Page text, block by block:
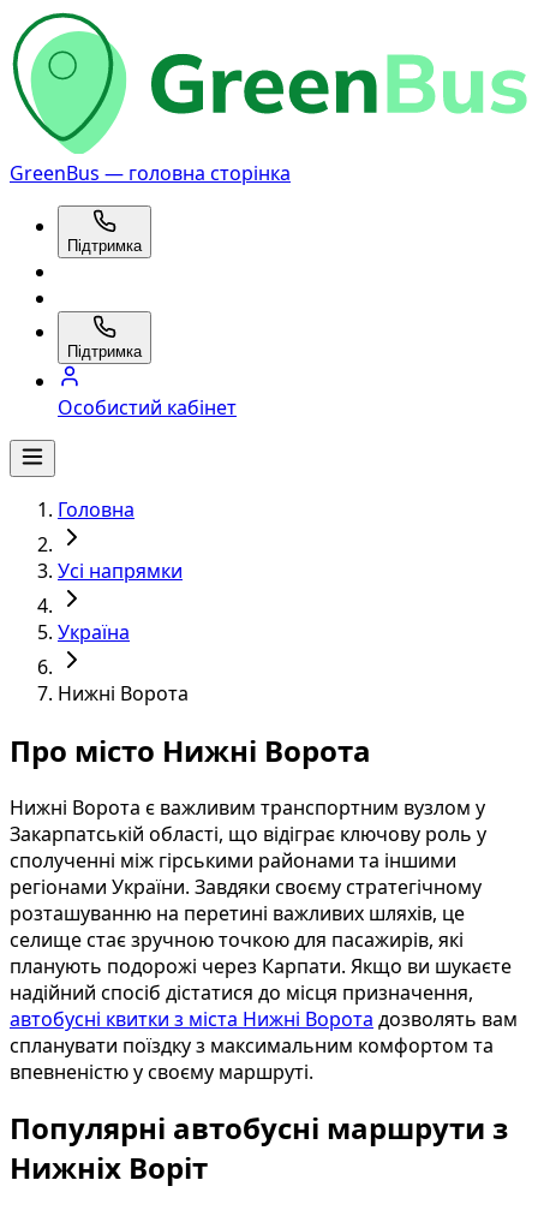
GreenBus — головна сторінка
Підтримка
Підтримка
Особистий кабінет
Головна
Усі напрямки
Україна
Нижні Ворота
Про місто Нижні Ворота
Нижні Ворота є важливим транспортним вузлом у
Закарпатській області, що відіграє ключову роль у
сполученні між гірськими районами та іншими
регіонами України. Завдяки своєму стратегічному
розташуванню на перетині важливих шляхів, це
селище стає зручною точкою для пасажирів, які
планують подорожі через Карпати. Якщо ви шукаєте
надійний спосіб дістатися до місця призначення,
автобусні квитки з міста Нижні Ворота дозволять вам
спланувати поїздку з максимальним комфортом та
впевненістю у своєму маршруті.
Популярні автобусні маршрути з
Нижніх Воріт